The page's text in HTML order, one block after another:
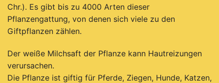
Chr.). Es gibt bis zu 4000 Arten dieser
Pflanzengattung, von denen sich viele zu den
Giftpflanzen zählen.
Der weiße Milchsaft der Pflanze kann Hautreizungen
verursachen.
Die Pflanze ist giftig für Pferde, Ziegen, Hunde, Katzen,